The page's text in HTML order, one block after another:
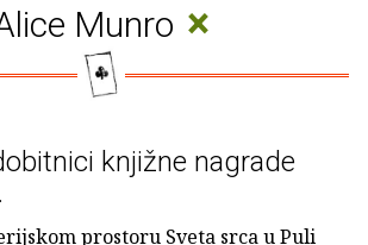
Munro ×
knjižne nagrade
prostoru Sveta srca u Puli